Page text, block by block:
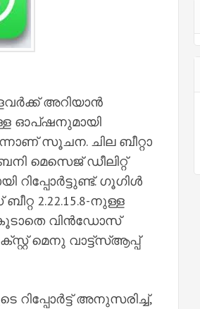
അറിയാന്‍
ഓപ്ഷനുമായി
സൂചന. ചില ബീറ്റാ
മെസെജ് ഡീലിറ്റ്
ഗൂഗിള്‍
2.22.15.8-നുള്ള
വിന്‍ഡോസ്
മെനു വാട്ട്സ്‌ആപ്പ്
റിപ്പോര്‍ട്ട് അനുസരിച്ച്‌,